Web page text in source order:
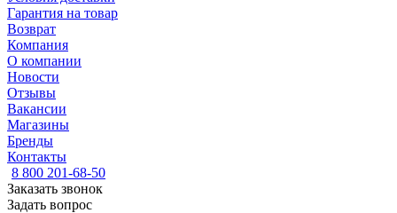
Гарантия на товар
Возврат
Компания
О компании
Новости
Отзывы
Вакансии
Магазины
Бренды
Контакты
8 800 201-68-50
Заказать звонок
Задать вопрос